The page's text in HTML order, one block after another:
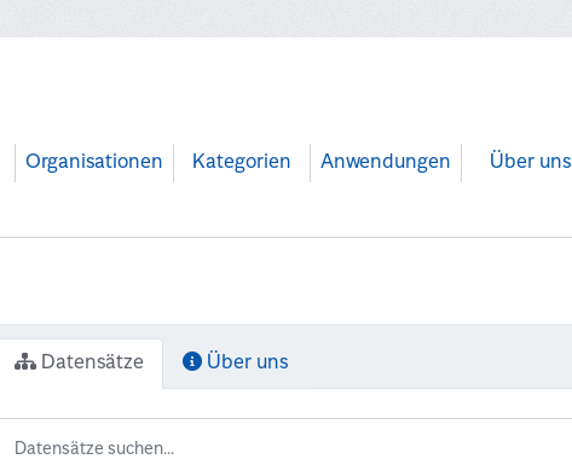
Organisationen Kategorien Anwendungen Über uns
Datensätze Über uns